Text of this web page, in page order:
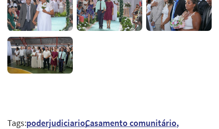
Tags:poderjudiciarioCasamento comunitário